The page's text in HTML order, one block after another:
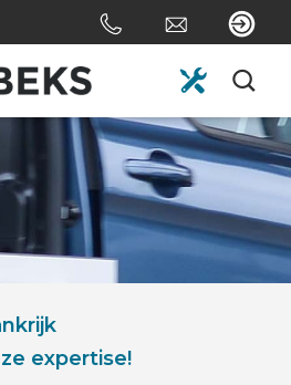
expertise!